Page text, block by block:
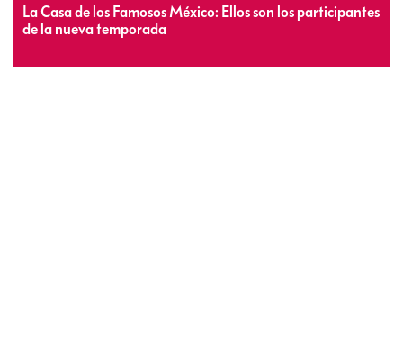
La Casa de los Famosos México: Ellos son los participantes
de la nueva temporada